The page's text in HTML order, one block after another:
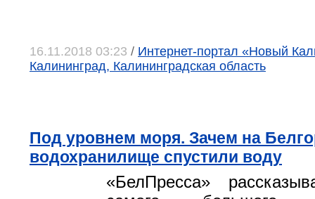
16.11.2018 03:23 / Интернет-портал «Новый
Калининград, Калининградская область
Под уровнем моря. Зачем на
водохранилище спустили воду
«БелПресса»